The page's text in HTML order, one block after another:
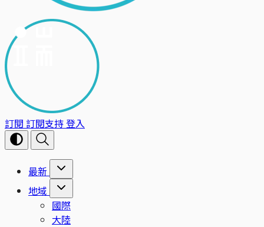
訂閱 訂閱支持登入
最新
地域
國際
大陸